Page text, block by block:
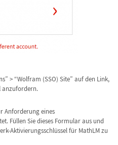
> “Wolfram (SSO) Site” auf den Link,
anzufordern.
Anforderung eines
Füllen Sie dieses Formular aus und
Aktivierungsschlüssel für MathLM zu